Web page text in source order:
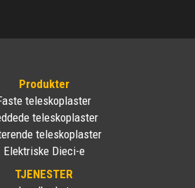
Produkter
teleskoplaster
teleskoplaster
teleskoplaster
Elektriske Dieci-e
TJENESTER